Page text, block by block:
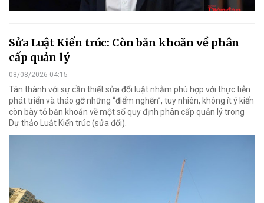
Sửa Luật Kiến trúc: Còn băn khoăn về phân
cấp quản lý
08/08/2026 04:15
Tán thành với sự cần thiết sửa đổi luật nhằm phù hợp với thực tiễn
phát triển và tháo gỡ những “điểm nghẽn”, tuy nhiên, không ít ý kiến
còn bày tỏ băn khoăn về một số quy định phân cấp quản lý trong
Dự thảo Luật Kiến trúc (sửa đổi).